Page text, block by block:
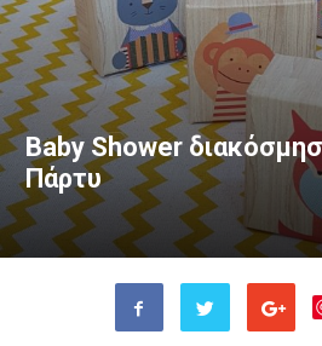
–
Baby Shower
Πάρτυ